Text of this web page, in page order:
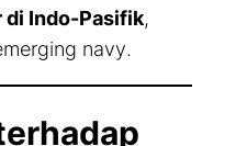
di Indo-Pasifik,
navy.